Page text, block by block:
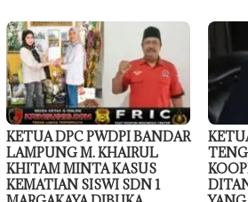
KETUA DPC PWDPI BANDAR
LAMPUNG M. KHAIRUL
KHITAM MINTA KASUS
KEMATIAN SISWI SDN 1